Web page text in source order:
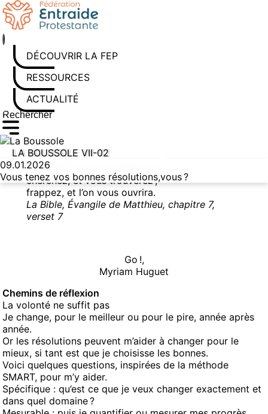
Aller au contenu
DÉCOUVRIR LA FEP
RESSOURCES
ACTUALITÉS
Rechercher sur le site
Saisissez au moins 3 caractères pour lancer la recherche
LA BOUSSOLE VII-02
09.01.2026
Vous tenez vos bonnes résolutions,vous ?
Demandez, et vous recevrez ;
cherchez, et vous trouverez ;
frappez, et l’on vous ouvrira.
La Bible, Évangile de Matthieu, chapitre 7,
verset 7
Go !,
Myriam Huguet
Chemins de réflexion
La volonté ne suffit pas
Je change, pour le meilleur ou pour le pire, année après
année.
Or les résolutions peuvent m’aider à changer pour le
mieux, si tant est que je choisisse les bonnes.
Voici quelques questions, inspirées de la méthode
SMART, pour m’y aider.
Spécifique : qu’est ce que je veux changer exactement et
dans quel domaine ?